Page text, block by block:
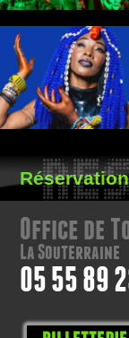
Navigation
des
articles
Office de
La Souterraine
05 55 89